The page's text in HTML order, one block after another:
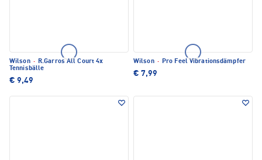
Wilson · R.Garros All Court 4x
Tennisbälle
€ 9,49
Wilson · Pro Feel Vibrationsdämpfer
€ 7,99